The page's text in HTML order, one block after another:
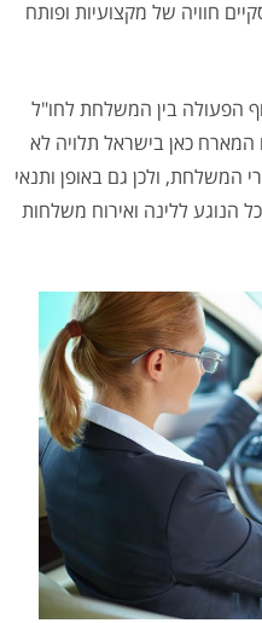
חוויה של מקצועיות ופותח
הפעולה בין המשלחת לחו"ל
המארח כאן בישראל תלויה לא
המשלחת, ולכן גם באופן ותנאי
הנוגע ללינה ואירוח משלחות